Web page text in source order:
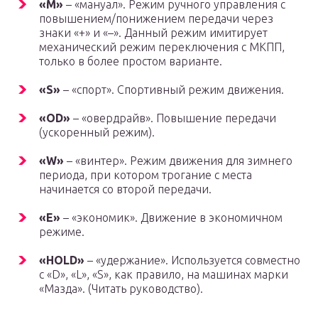
«M» – «мануал». Режим ручного управления с
повышением/понижением передачи через
знаки «+» и «–». Данный режим имитирует
механический режим переключения с МКПП,
только в более простом варианте.
«S» – «спорт». Спортивный режим движения.
«OD» – «овердрайв». Повышение передачи
(ускоренный режим).
«W» – «винтер». Режим движения для зимнего
периода, при котором трогание с места
начинается со второй передачи.
«E» – «экономик». Движение в экономичном
режиме.
«HOLD» – «удержание». Используется совместно
с «D», «L», «S», как правило, на машинах марки
«Мазда». (Читать руководство).